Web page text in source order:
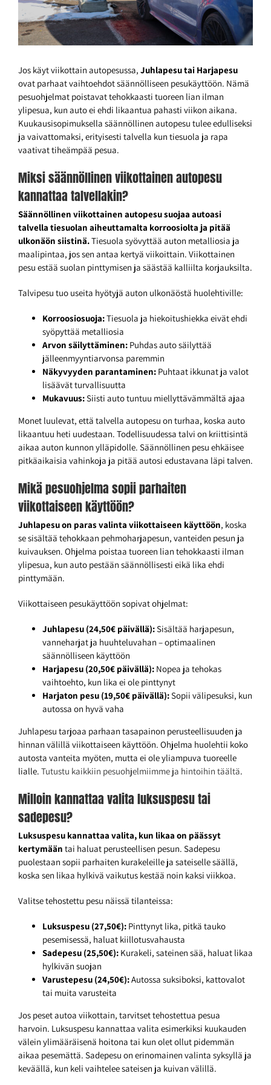
Jos käyt viikottain autopesussa, Juhlapesu tai Harjapesu
ovat parhaat vaihtoehdot säännölliseen pesukäyttöön. Nämä
pesuohjelmat poistavat tehokkaasti tuoreen lian ilman
ylipesua, kun auto ei ehdi likaantua pahasti viikon aikana.
Kuukausisopimuksella säännöllinen autopesu tulee edulliseksi
ja vaivattomaksi, erityisesti talvella kun tiesuola ja rapa
vaativat tiheämpää pesua.
Miksi säännöllinen viikottainen autopesu
kannattaa talvellakin?
Säännöllinen viikottainen autopesu suojaa autoasi
talvella tiesuolan aiheuttamalta korroosiolta ja pitää
ulkonäön siistinä.Tiesuola syövyttää auton metalliosia ja
maalipintaa, jos sen antaa kertyä viikoittain. Viikottainen
pesu estää suolan pinttymisen ja säästää kalliilta korjauksilta.
Talvipesu tuo useita hyötyjä auton ulkonäöstä huolehtiville:
Korroosiosuoja:Tiesuola ja hiekoitushiekka eivät ehdi
syöpyttää metalliosia
Arvon säilyttäminen: Puhdas auto säilyttää
jälleenmyyntiarvonsa paremmin
Näkyvyyden parantaminen: Puhtaat ikkunat ja valot
lisäävät turvallisuutta
Mukavuus:Siisti auto tuntuu miellyttävämmältä ajaa
Monet luulevat, että talvella autopesu on turhaa, koska auto
likaantuu heti uudestaan. Todellisuudessa talvi on kriittisintä
aikaa auton kunnon ylläpidolle. Säännöllinen pesu ehkäisee
pitkäaikaisia vahinkoja ja pitää autosi edustavana läpi talven.
Mikä pesuohjelma sopii parhaiten
viikottaiseen käyttöön?
Juhlapesu on paras valinta viikottaiseen käyttöön, koska
se sisältää tehokkaan pehmoharjapesun, vanteiden pesun ja
kuivauksen. Ohjelma poistaa tuoreen lian tehokkaasti ilman
ylipesua, kun auto pestään säännöllisesti eikä lika ehdi
pinttymään.
Viikottaiseen pesukäyttöön sopivat ohjelmat:
Juhlapesu (24,50€ päivällä):Sisältää harjapesun,
vanneharjat ja huuhteluvahan – optimaalinen
säännölliseen käyttöön
Harjapesu (20,50€ päivällä): Nopea ja tehokas
vaihtoehto, kun lika ei ole pinttynyt
Harjaton pesu (19,50€ päivällä):Sopii välipesuksi, kun
autossa on hyvä vaha
Juhlapesu tarjoaa parhaan tasapainon perusteellisuuden ja
hinnan välillä viikottaiseen käyttöön. Ohjelma huolehtii koko
autosta vanteita myöten, mutta ei ole yliampuva tuoreelle
lialle. Tutustu kaikkiin pesuohjelmiimme ja hintoihin täältä.
Milloin kannattaa valita luksuspesu tai
sadepesu?
Luksuspesu kannattaa valita, kun likaa on päässyt
kertymään tai haluat perusteellisen pesun. Sadepesu
puolestaan sopii parhaiten kurakeleille ja sateiselle säällä,
koska sen likaa hylkivä vaikutus kestää noin kaksi viikkoa.
Valitse tehostettu pesu näissä tilanteissa:
Luksuspesu (27,50€): Pinttynyt lika, pitkä tauko
pesemisessä, haluat kiillotusvahausta
Sadepesu (25,50€): Kurakeli, sateinen sää, haluat likaa
hylkivän suojan
Varustepesu (24,50€):Autossa suksiboksi, kattovalot
tai muita varusteita
Jos peset autoa viikottain, tarvitset tehostettua pesua
harvoin. Luksuspesu kannattaa valita esimerkiksi kuukauden
välein ylimääräisenä hoitona tai kun olet ollut pidemmän
aikaa pesemättä. Sadepesu on erinomainen valinta syksyllä ja
keväällä, kun keli vaihtelee sateisen ja kuivan välillä.